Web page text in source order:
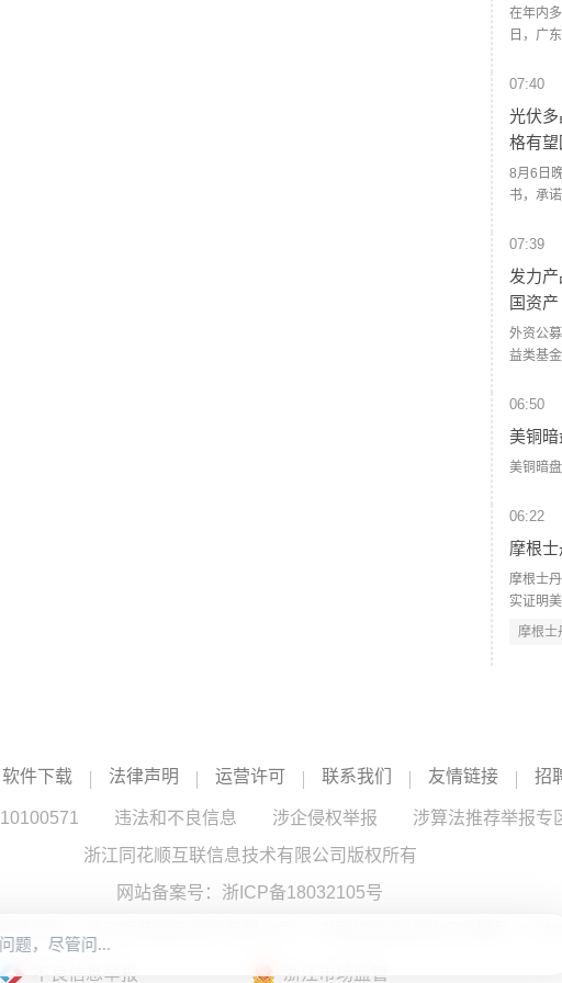
闻）
在年内
日，广
最高达
款利率
缓解存
07:40
光伏多
格有
8月6日
书，承
的信号
的根本
后产能
07:39
发力
国资产
外资公
益类基
场长期
06:50
美铜
美铜暗
06:22
摩根
摩根士
实证明
走弱。
摩根士
升机当
毁，机
05:44
软件下载 法律声明 运营许可 联系我们 友情链接 招
违法和不良信息 涉企侵权举报 涉算法推荐举报专
浙江同花顺互联信息技术有限公司版权所有
网站备案号： 浙ICP备18032105号
务提供：浙江同花顺云软件有限公司 （中国证监会核发证书编号：
不良信息举报 浙江市场监管